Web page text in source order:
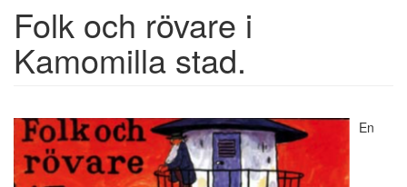
Folk och rövare i
Kamomilla stad.
En